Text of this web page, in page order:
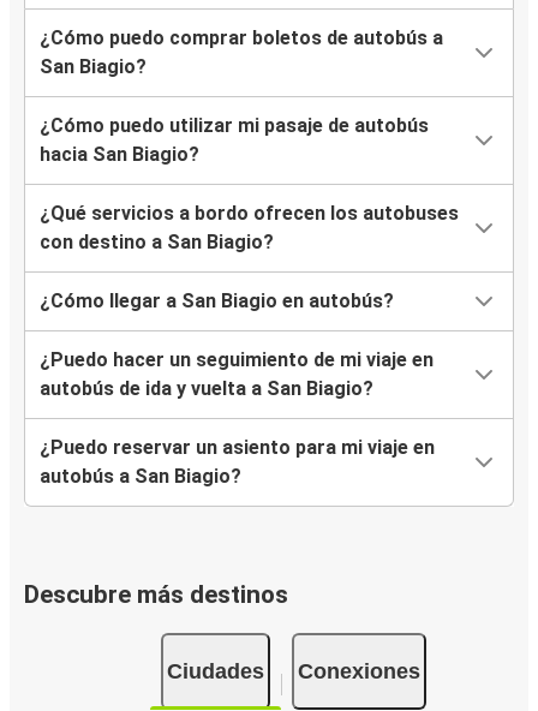
¿Cómo puedo comprar boletos de autobús a
San Biagio?
¿Cómo puedo utilizar mi pasaje de autobús
hacia San Biagio?
¿Qué servicios a bordo ofrecen los autobuses
con destino a San Biagio?
¿Cómo llegar a San Biagio en autobús?
¿Puedo hacer un seguimiento de mi viaje en
autobús de ida y vuelta a San Biagio?
¿Puedo reservar un asiento para mi viaje en
autobús a San Biagio?
Descubre más destinos
Ciudades Conexiones